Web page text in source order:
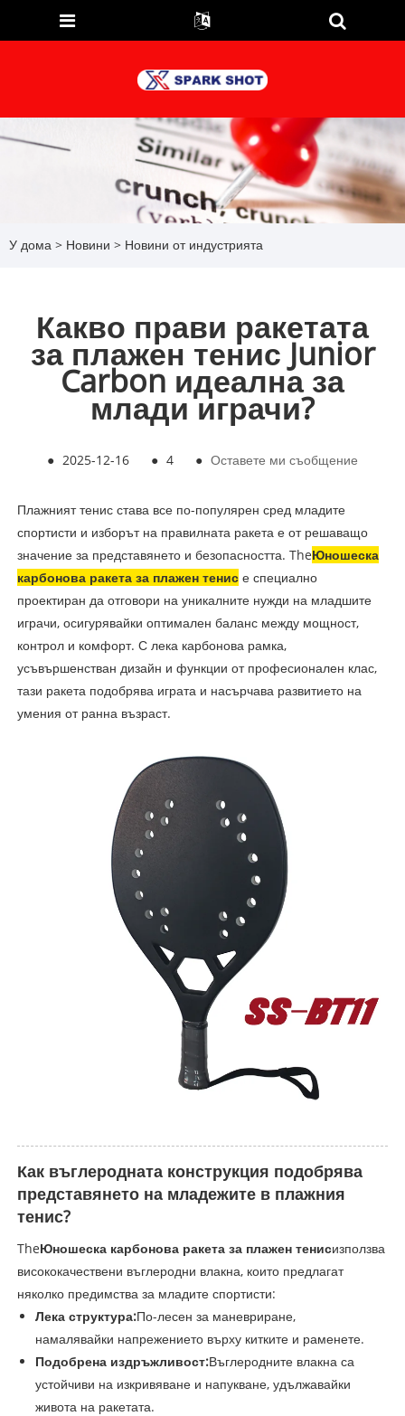
У дома > Новини > Новини от индустрията
Какво прави ракетата
за плажен тенис Junior
Carbon идеална за
млади играчи?
● 2025-12-16 ● 4 ● Оставете ми съобщение
Плажният тенис става все по-популярен сред младите
спортисти и изборът на правилната ракета е от решаващо
значение за представянето и безопасността. TheЮношеска
карбонова ракета за плажен тенис е специално
проектиран да отговори на уникалните нужди на младшите
играчи, осигурявайки оптимален баланс между мощност,
контрол и комфорт. С лека карбонова рамка,
усъвършенстван дизайн и функции от професионален клас,
тази ракета подобрява играта и насърчава развитието на
умения от ранна възраст.
Как въглеродната конструкция подобрява
представянето на младежите в плажния
тенис?
TheЮношеска карбонова ракета за плажен тенисизползва
висококачествени въглеродни влакна, които предлагат
няколко предимства за младите спортисти:
Лека структура:По-лесен за маневриране,
намалявайки напрежението върху китките и раменете.
Подобрена издръжливост:Въглеродните влакна са
устойчиви на изкривяване и напукване, удължавайки
живота на ракетата.